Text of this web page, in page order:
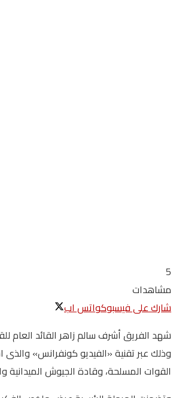
5
مشاهدات
شارك على فيسبوكواتس اب
وذلك عبر تقنية «الفيديو كونفرانس»
القوات المسلحة، وقادة الجيوش الميدانية